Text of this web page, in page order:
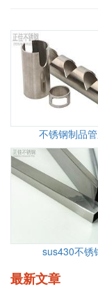
不锈钢制品
sus430不锈
最新文章